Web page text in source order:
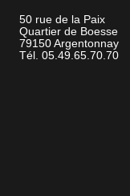
50 rue de la Paix
Quartier de Boesse
79150 Argentonnay
Tél. 05.49.65.70.70